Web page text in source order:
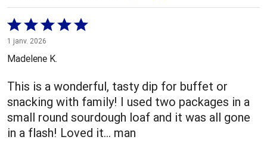
Coté
5 sur
5
1 janv. 2026
Madelene K.
This is a wonderful, tasty dip for buffet or
snacking with family! I used two packages in a
small round sourdough loaf and it was all gone
in a flash! Loved it... man